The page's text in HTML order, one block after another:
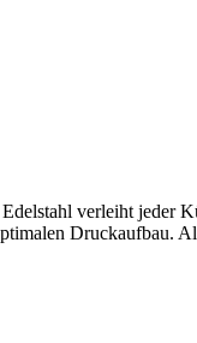
verleiht jeder
Druckaufbau.